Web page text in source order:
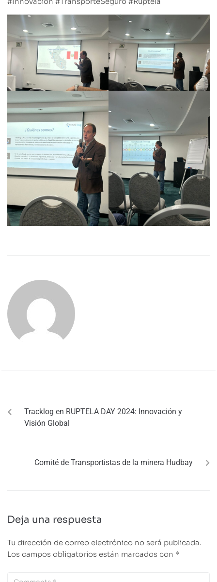
Tracklog en RUPTELA DAY 2024: Innovación y
Visión Global
Comité de Transportistas de la minera Hudbay
Deja una respuesta
Tu dirección de correo electrónico no será publicada.
Los campos obligatorios están marcados con *